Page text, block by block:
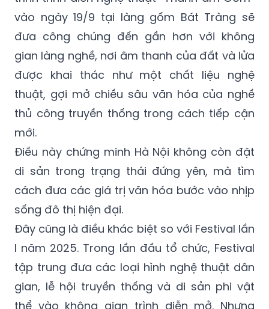
vào ngày 19/9 tại làng gốm Bát Tràng sẽ
đưa công chúng đến gần hơn với không
gian làng nghề, nơi âm thanh của đất và lửa
được khai thác như một chất liệu nghệ
thuật, gợi mở chiều sâu văn hóa của nghề
thủ công truyền thống trong cách tiếp cận
mới.
Điều này chứng minh Hà Nội không còn đặt
di sản trong trạng thái đứng yên, mà tìm
cách đưa các giá trị văn hóa bước vào nhịp
sống đô thị hiện đại.
Đây cũng là điều khác biệt so với Festival lần
I năm 2025. Trong lần đầu tổ chức, Festival
tập trung đưa các loại hình nghệ thuật dân
gian, lễ hội truyền thống và di sản phi vật
thể vào không gian trình diễn mở. Nhưng